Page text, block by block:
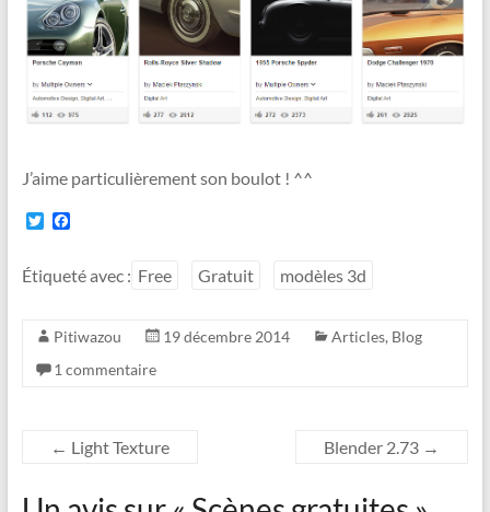
J’aime particulièrement son boulot ! ^^
T
t
t
r
F
e
k
Étiqueté avec : Free Gratuit modèles 3d
Pitiwazou 19 décembre 2014 Articles, Blog
1 commentaire
← Light Texture Blender 2.73 →